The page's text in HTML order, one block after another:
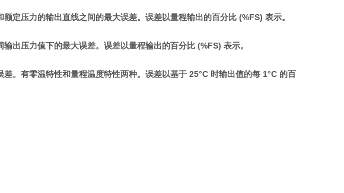
定压力的输出直线之间的最大误差。误差以量程输出的百分比 (%FS) 表示。
出压力值下的最大误差。误差以量程输出的百分比 (%FS) 表示。
。有零温特性和量程温度特性两种。误差以基于 25°C 时输出值的每 1°C 的百